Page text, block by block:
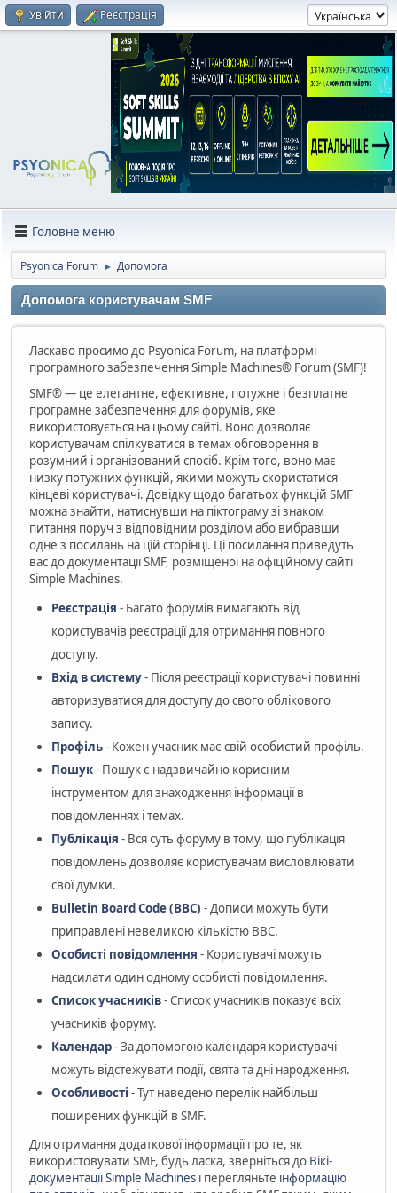
Увійти Реєстрація
Головне меню
Psyonica Forum ► Допомога
Допомога користувачам SMF
Ласкаво просимо до Psyonica Forum, на платформі
програмного забезпечення Simple Machines® Forum (SMF)!
SMF® — це елегантне, ефективне, потужне і безплатне
програмне забезпечення для форумів, яке
використовується на цьому сайті. Воно дозволяє
користувачам спілкуватися в темах обговорення в
розумний і організований спосіб. Крім того, воно має
низку потужних функцій, якими можуть скористатися
кінцеві користувачі. Довідку щодо багатьох функцій SMF
можна знайти, натиснувши на піктограму зі знаком
питання поруч з відповідним розділом або вибравши
одне з посилань на цій сторінці. Ці посилання приведуть
вас до документації SMF, розміщеної на офіційному сайті
Simple Machines.
Реєстрація - Багато форумів вимагають від
користувачів реєстрації для отримання повного
доступу.
Вхід в систему- Після реєстрації користувачі повинні
авторизуватися для доступу до свого облікового
запису.
Профіль- Кожен учасник має свій особистий профіль.
Пошук- Пошук є надзвичайно корисним
інструментом для знаходження інформації в
повідомленнях і темах.
Публікація - Вся суть форуму в тому, що публікація
повідомлень дозволяє користувачам висловлювати
свої думки.
Bulletin Board Code (BBC) - Дописи можуть бути
приправлені невеликою кількістю BBC.
Особисті повідомлення - Користувачі можуть
надсилати один одному особисті повідомлення.
Список учасників- Список учасників показує всіх
учасників форуму.
Календар- За допомогою календаря користувачі
можуть відстежувати події, свята та дні народження.
Особливості - Тут наведено перелік найбільш
поширених функцій в SMF.
Для отримання додаткової інформації про те, як
використовувати SMF, будь ласка, зверніться до Вікі-
документації Simple Machines і перегляньте інформацію